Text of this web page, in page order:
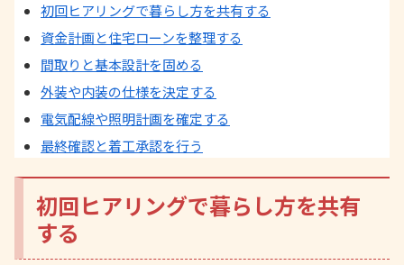
初回ヒアリングで暮らし方を共有する
資金計画と住宅ローンを整理する
間取りと基本設計を固める
外装や内装の仕様を決定する
電気配線や照明計画を確定する
最終確認と着工承認を行う
初回ヒアリングで暮らし方を共有
する